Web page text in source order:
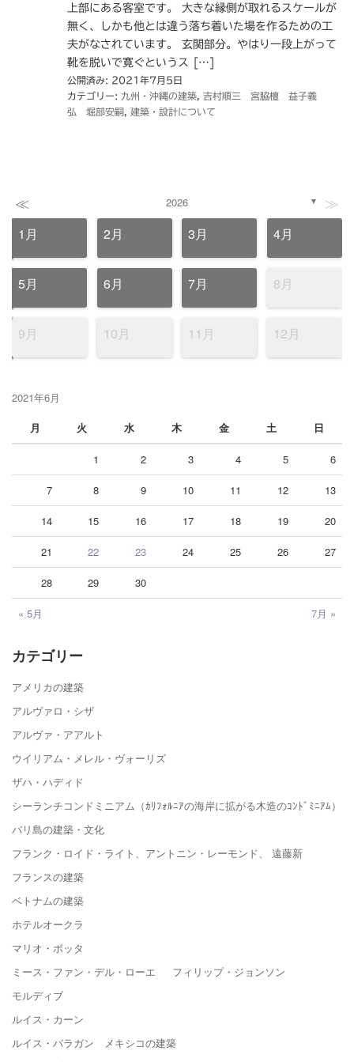
上部にある客室です。 大きな縁側が取れるスケールが
無く、しかも他とは違う落ち着いた場を作るための工
夫がなされています。 玄関部分。やはり一段上がって
靴を脱いで寛ぐというス […]
公開済み: 2021年7月5日
カテゴリー: 九州・沖縄の建築, 吉村順三 宮脇檀 益子義
弘 堀部安嗣, 建築・設計について
≪ 2026 ▼ ≫
1月 2月 3月 4月
5月 6月 7月 8月
9月 10月 11月 12月
2021年6月
月
火 水 木 金 土 日
« 5月 7月 »
1 2 3 4 5 6
7 8 9 10 11 12 13
14 15 16 17 18 19 20
21 22 23 24 25 26 27
28 29 30
カテゴリー
アメリカの建築
アルヴァロ・シザ
アルヴァ・アアルト
ウイリアム・メレル・ヴォーリズ
ザハ・ハディド
シーランチコンドミニアム（ｶﾘﾌｫﾙﾆｱの海岸に拡がる木造のｺﾝﾄﾞﾐﾆｱﾑ）
バリ島の建築・文化
フランク・ロイド・ライト、アントニン・レーモンド、 遠藤新
フランスの建築
ベトナムの建築
ホテルオークラ
マリオ・ボッタ
ミース・ファン・デル・ローエ フィリップ・ジョンソン
モルディブ
ルイス・カーン
ルイス・バラガン メキシコの建築